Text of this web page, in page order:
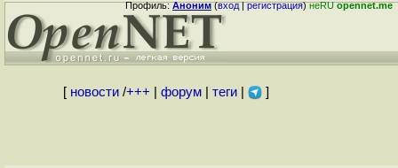
Профиль:Аноним(вход|регистрация)неRUopennet.me
[ новости/+++ форум| теги| ]